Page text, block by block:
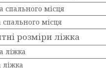
спального місця
місця
розміри ліжка
ліжка